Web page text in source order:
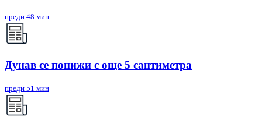
преди 48 мин
Дунав се понижи с още 5 сантиметра
преди 51 мин